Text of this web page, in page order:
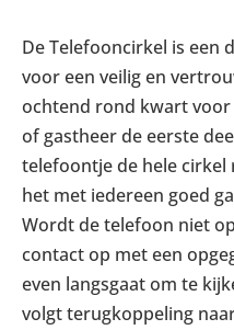
De Telefooncirkel is een
voor een veilig en
ochtend rond kwart
of gastheer de eerste
telefoontje de hele cirkel
het met iedereen goed
Wordt de telefoon niet
contact op met een
even langsgaat om te
volgt terugkoppeling